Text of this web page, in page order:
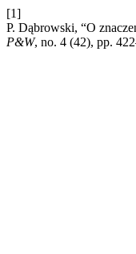
[1]
P. Dąbrowski, “O
P&W, no. 4 (42), pp.